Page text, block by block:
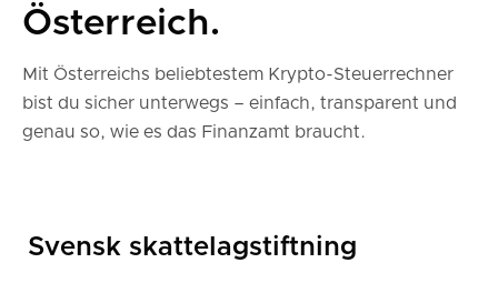
Österreich.
Mit Österreichs beliebtestem Krypto-Steuerrechner
bist du sicher unterwegs – einfach, transparent und
genau so, wie es das Finanzamt braucht.
Svensk skattelagstiftning